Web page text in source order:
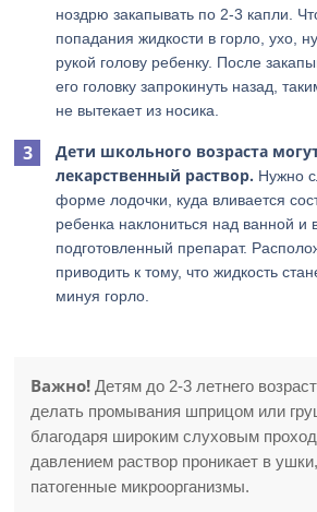
ноздрю закапывать по 2-3 капли.
попадания жидкости в горло, ухо,
рукой голову ребенку. После
его головку запрокинуть назад,
не вытекает из носика.
Дети школьного возраста
лекарственный раствор. Нужно
форме лодочки, куда вливается
ребенка наклониться над ванной и
подготовленный препарат.
приводить к тому, что жидкость
минуя горло.
Важно! Детям до 2-3 летнего
делать промывания шприцом или
благодаря широким слуховым
давлением раствор проникает в
патогенные микроорганизмы.